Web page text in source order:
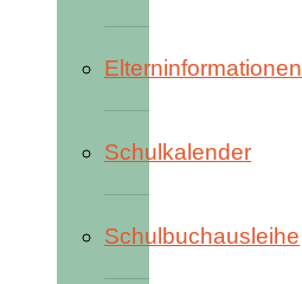
Elterninformationen
Schulkalender
Schulbuchausleihe